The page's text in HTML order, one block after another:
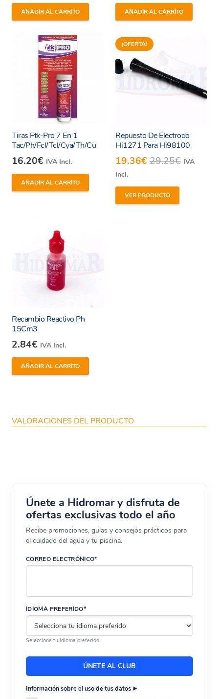
AÑADIR AL CARRITO AÑADIR AL CARRITO
Tiras Ftk-Pro 7 En 1
Tac/Ph/Fcl/Tcl/Cya/Th/Cu
16.20€ IVA Incl.
AÑADIR AL CARRITO
¡OFERTA!
Repuesto De Electrodo
Hi1271 Para Hi98100
19.36€29.25€ IVA
Incl.
VER PRODUCTO
Recambio Reactivo Ph
15Cm3
2.84€ IVA Incl.
AÑADIR AL CARRITO
VALORACIONES DEL PRODUCTO
Únete a Hidromar y disfruta de
ofertas exclusivas todo el año
Recibe promociones, guías y consejos prácticos para
el cuidado del agua y tu piscina.
CORREO ELECTRÓNICO*
IDIOMA PREFERIDO*
Selecciona tu idioma preferido.
Información sobre el uso de tus datos